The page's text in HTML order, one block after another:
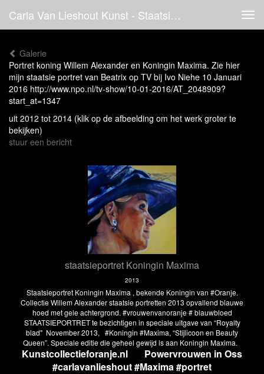
Carla Van Lieshout Kunst - Staatsie Portretten Koning, Koningsdag 2015, Kunst Van Koninklijkhuis, Willem Alexander En Maxima
Galerie
Portret koning Willem Alexander en Koningin Maxima. Zie hier
mijn staatsie portret van Beatrix op TV bij Ivo Niehe 10 Januari
2016 http://www.npo.nl/tv-show/10-01-2016/AT_2048909?
start_at=1347
uit 2012 tot 2014 (klik op de afbeelding om het werk groter te
bekijken)
stuur een bericht
staatsieportret Koningin Maxima
2013
Staatsieportret Koningin Maxima , bekende Koningin van #Oranje.
Collectie Willem Alexander staatsie portretten 2013 opvallend blauwe
hoed met gele achtergrond. #vrouwenvanoranje # blauwbloed
STAATSIEPORTRET te bezichtigen in speciale uitgave van “Royalty
blad" November 2013, #Koningin #Maxima, “Stijlicoon en Beauty
Queen”. Speciale editie die geheel gewijd is aan Koningin Maxima.
Kunstcollectieforanje.nl
Powervrouwen in Oss
#carlavanlieshout #Maxima #portret